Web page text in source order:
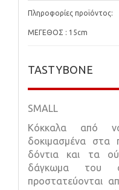
Πληροφορίες προϊόντος:
ΜΕΓΕΘΟΣ : 15cm
TASTYBONE
SMALL
Κόκκαλα από
δοκιμασμένα στα
δόντια και τα
δάγκωμα του
προστατεύονται